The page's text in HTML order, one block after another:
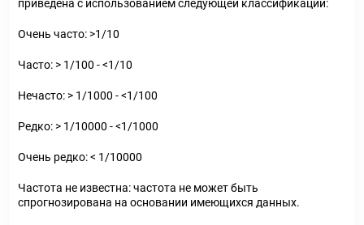
приведена с использованием следующей классификации:
Очень часто: >1/10
Часто: > 1/100 - <1/10
Нечасто: > 1/1000 - <1/100
Редко: > 1/10000 - <1/1000
Очень редко: < 1/10000
Частота не известна: частота не может быть
спрогнозирована на основании имеющихся данных.